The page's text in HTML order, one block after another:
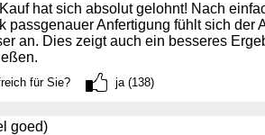
hat sich absolut gelohnt! Nach
passgenauer Anfertigung fühlt sich der
an. Dies zeigt auch ein besseres
für Sie? ja (138)
goed)